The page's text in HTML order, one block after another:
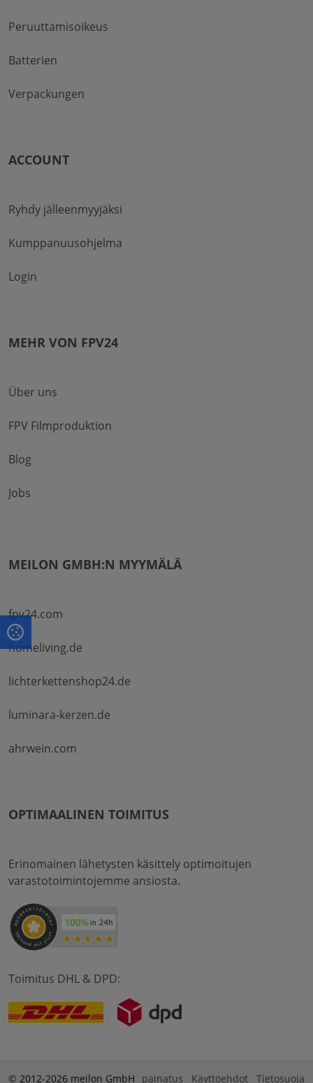
Peruuttamisoikeus
Batterien
Verpackungen
ACCOUNT
Ryhdy jälleenmyyjäksi
Kumppanuusohjelma
Login
MEHR VON FPV24
Über uns
FPV Filmproduktion
Blog
Jobs
MEILON GMBH:N MYYMÄLÄ
fpv24.com
homeliving.de
lichterkettenshop24.de
luminara-kerzen.de
ahrwein.com
OPTIMAALINEN TOIMITUS
Erinomainen lähetysten käsittely optimoitujen
varastotoimintojemme ansiosta.
Toimitus DHL & DPD:
© 2012-2026 meilon GmbH painatus Käyttöehdot Tietosuoja